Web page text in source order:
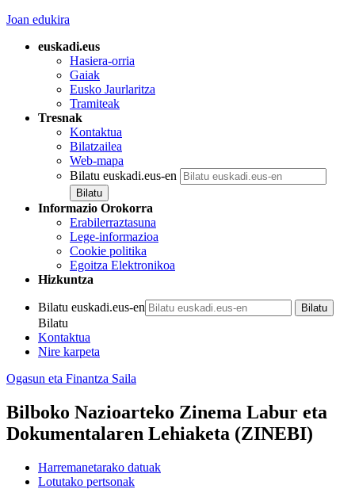
Joan edukira
euskadi.eus
Hasiera-orria
Gaiak
Eusko Jaurlaritza
Tramiteak
Tresnak
Kontaktua
Bilatzailea
Web-mapa
Bilatu euskadi.eus-en
Informazio Orokorra
Erabilerraztasuna
Lege-informazioa
Cookie politika
Egoitza Elektronikoa
Hizkuntza
Bilatu euskadi.eus-en
Bilatu
Kontaktua
Nire karpeta
Ogasun eta Finantza Saila
Bilboko Nazioarteko Zinema Labur eta
Dokumentalaren Lehiaketa (ZINEBI)
Harremanetarako datuak
Lotutako pertsonak